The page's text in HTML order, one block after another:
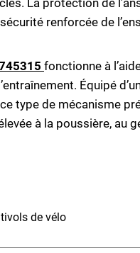
renforcée de
fonctionne à
Équipé
type de mécanisme
à la poussière, au
de vélo